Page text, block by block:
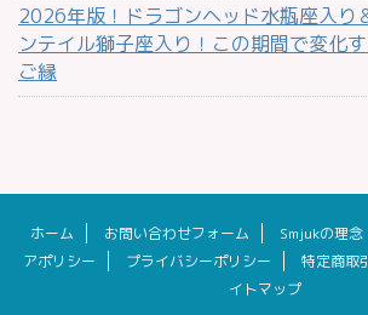
2026年版！ドラゴンヘッド水瓶座入り
ンテイル獅子座入り！この期間で変化
ご縁
ホーム お問い合わせフォーム Smjukの理
アポリシー
プライバシーポリシー 特定商取
イトマップ